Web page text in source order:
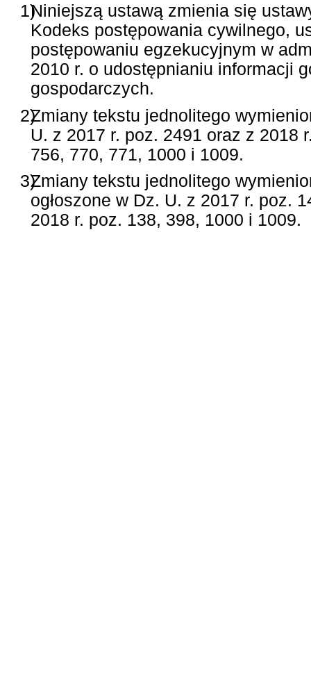
1)Niniejszą ustawą zmienia się
Kodeks postępowania cywilnego,
postępowaniu egzekucyjnym w
2010 r. o udostępnianiu informacji
gospodarczych.
2)Zmiany tekstu jednolitego
U. z 2017 r. poz. 2491 oraz z 2018
756, 770, 771, 1000 i 1009.
3)Zmiany tekstu jednolitego
ogłoszone w Dz. U. z 2017 r. poz.
2018 r. poz. 138, 398, 1000 i 1009.